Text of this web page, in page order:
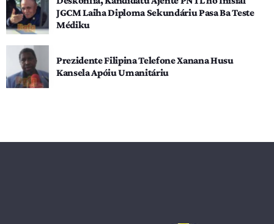
JGCM Laiha Diploma Sekundáriu Pasa Ba Teste
Médiku
Prezidente Filipina Telefone Xanana Husu
Kansela Apóiu Umanitáriu